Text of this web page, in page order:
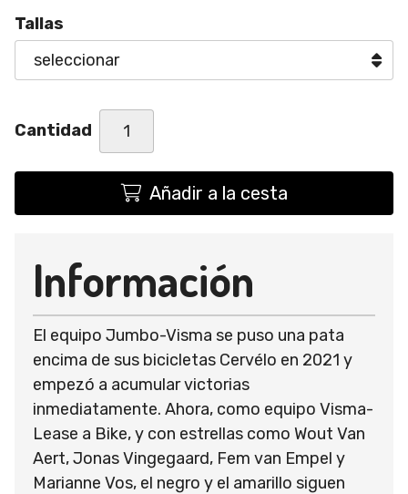
Tallas
Cantidad
Añadir a la cesta
Información
El equipo Jumbo-Visma se puso una pata
encima de sus bicicletas Cervélo en 2021 y
empezó a acumular victorias
inmediatamente. Ahora, como equipo Visma-
Lease a Bike, y con estrellas como Wout Van
Aert, Jonas Vingegaard, Fem van Empel y
Marianne Vos, el negro y el amarillo siguen